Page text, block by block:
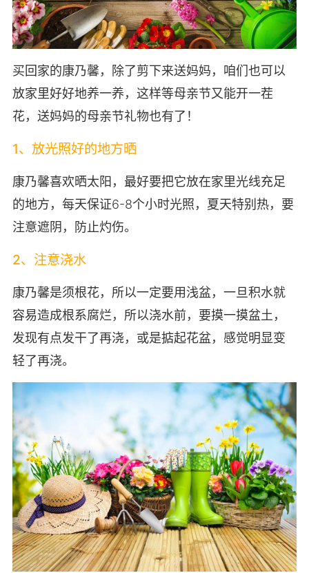
买回家的康乃馨，除了剪下来送妈妈，咱们也可以
放家里好好地养一养，这样等母亲节又能开一茬
花，送妈妈的母亲节礼物也有了！
1、放光照好的地方晒
康乃馨喜欢晒太阳，最好要把它放在家里光线充足
的地方，每天保证6-8个小时光照，夏天特别热，要
注意遮阴，防止灼伤。
2、注意浇水
康乃馨是须根花，所以一定要用浅盆，一旦积水就
容易造成根系腐烂，所以浇水前，要摸一摸盆土，
发现有点发干了再浇，或是掂起花盆，感觉明显变
轻了再浇。